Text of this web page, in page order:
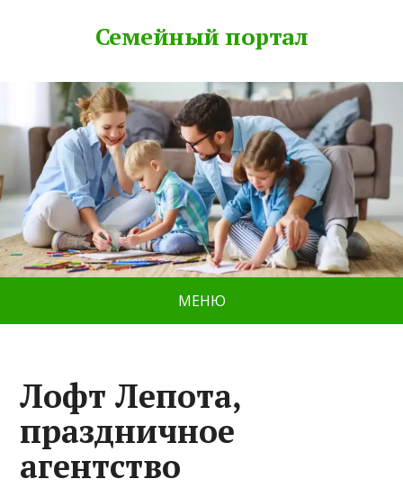
Семейный портал
МЕНЮ
Лофт Лепота,
праздничное
агентство